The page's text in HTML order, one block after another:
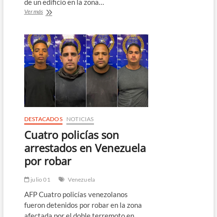
de un edificio en la zona…
Ver másRescatistas
los
escombros
a
venezolano
ocho
después
los
terremotos
DESTACADOS NOTICIAS
Cuatro policías son
arrestados en Venezuela
por robar
julio 01 Venezuela
AFP Cuatro policías venezolanos
fueron detenidos por robar en la zona